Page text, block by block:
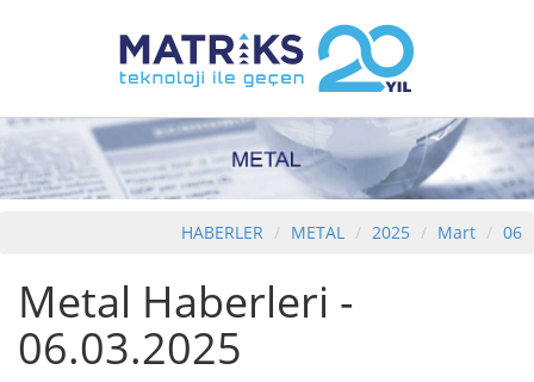
HABERLER METAL 2025 Mart 06
Metal Haberleri -
06.03.2025